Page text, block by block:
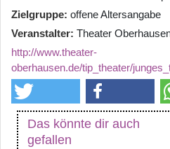
Zielgruppe offene Altersangabe
Veranstalter Theater
http://www.theater-
oberhausen.de/tip_theater/
Das könnte dir auch
gefallen